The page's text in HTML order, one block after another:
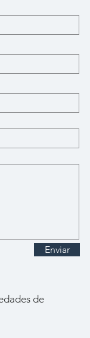
Enviar
de